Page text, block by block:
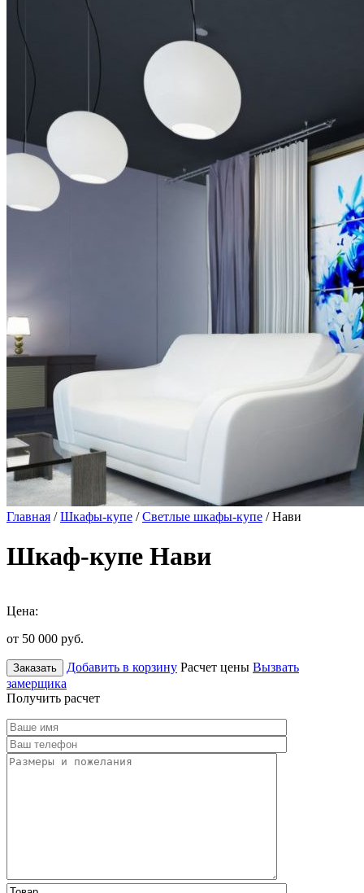
Главная /Шкафы-купе /Светлые шкафы-купе / Нави
Шкаф-купе Нави
Цена:
от 50 000 руб.
Заказать Добавить в корзину Расчет цены Вызвать
замерщика
Получить расчет